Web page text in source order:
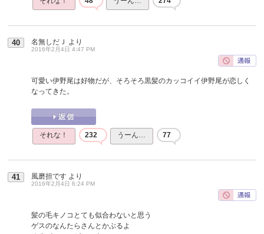
40 名無しだＪ より
2016年2月4日 4:47 PM
可愛い伊野尾は好物だが、そろそろ黒髪のカッコイイ伊野尾が恋しく
なってきた。
それな！ 232 うーん… 77
41 風磨担です より
2016年2月4日 6:24 PM
髪の毛キノコとても似合わないと思う
ゲスのなんたらさんとかぶるよ